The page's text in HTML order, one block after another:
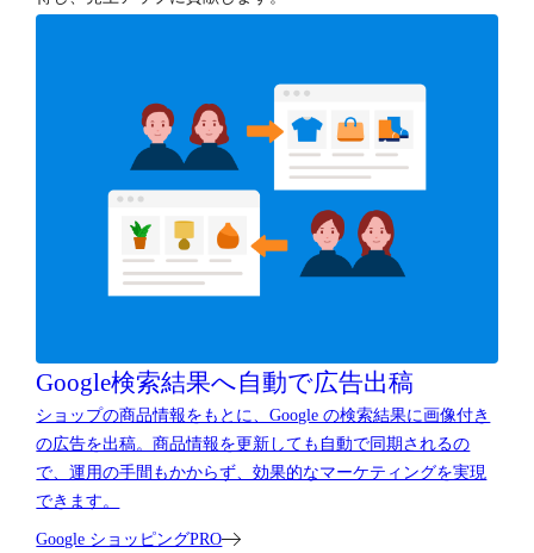
Google検索結果へ自動で広告出稿
ショップの商品情報をもとに、Google の検索結果に画像付き
の広告を出稿。商品情報を更新しても自動で同期されるの
で、運用の手間もかからず、効果的なマーケティングを実現
できます。
Google ショッピングPRO